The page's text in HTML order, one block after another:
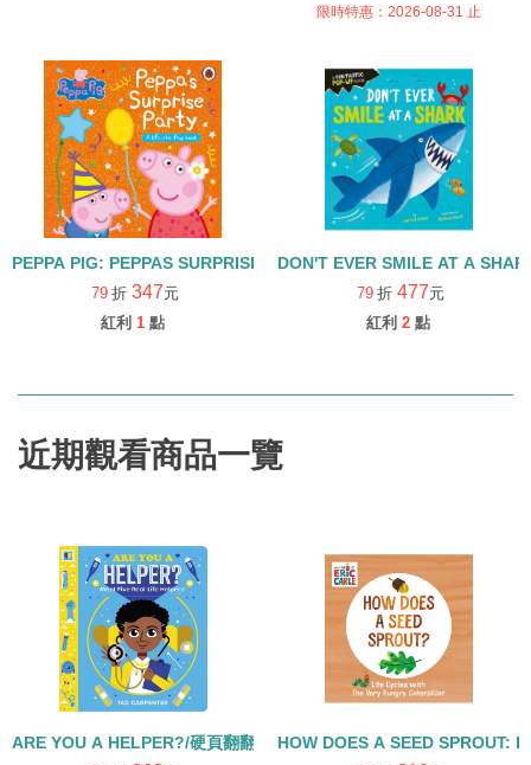
限時特惠：2026-08-31 止
PEPPA PIG: PEPPAS SURPRISE PARTY/硬頁翻翻書
79 折 347元
紅利 1 點
DON'T EVER SMILE AT A
79 折 477元
紅利 2 點
近期觀看商品一覽
ARE YOU A HELPER?/硬頁翻翻書 HOW DOES A SEED SPROUT: